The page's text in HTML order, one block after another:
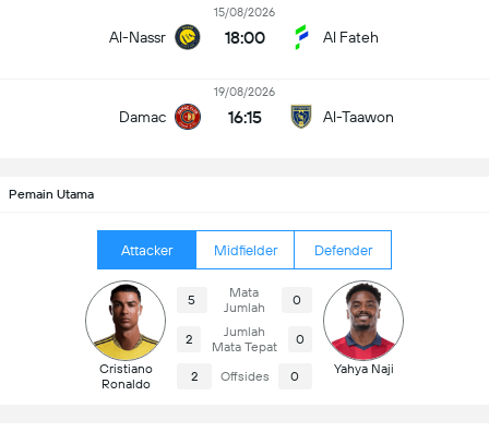
Al-Nassr
15/08/2026
18:00 Al Fateh
Damac
19/08/2026
16:15 Al-Taawon
Pemain Utama
Attacker Midfielder Defender
Cristiano
Ronaldo
5
Mata
Jumlah
0
2
Jumlah
Mata Tepat
0
2 Offsides 0 Yahya Naji